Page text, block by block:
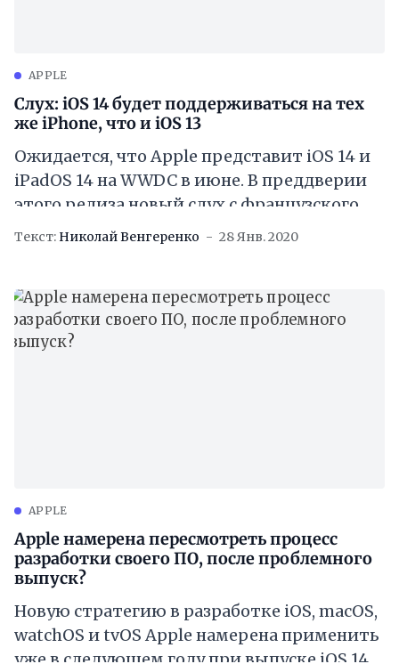
APPLE
Слух: iOS 14 будет поддерживаться на тех
же iPhone, что и iOS 13
Ожидается, что Apple представит iOS 14 и
iPadOS 14 на WWDC в июне. В преддверии
этого релиза новый слух с французского
сайта iPhonesoft предполагает, что
Текст: Николай Венгеренко 28 Янв. 2020
APPLE
Apple намерена пересмотреть процесс
разработки своего ПО, после проблемного
выпуск?
Новую стратегию в разработке iOS, macOS,
watchOS и tvOS Apple намерена применить
уже в следующем году при выпуске iOS 14,